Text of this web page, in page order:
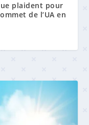
plaident pour
de l’UA en